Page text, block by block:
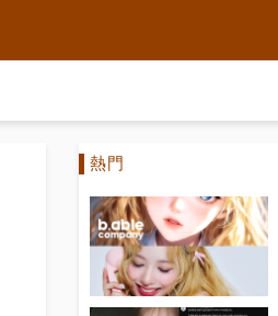
熱門